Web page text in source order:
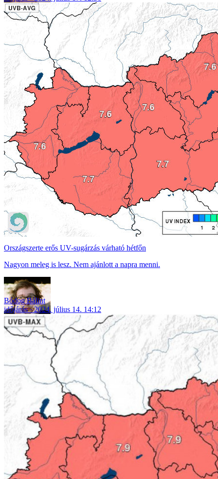
Országszerte erős UV-sugárzás várható hétfőn
Nagyon meleg is lesz. Nem ajánlott a napra menni.
Bódog Bálint
időjárás
2024. július 14. 14:12